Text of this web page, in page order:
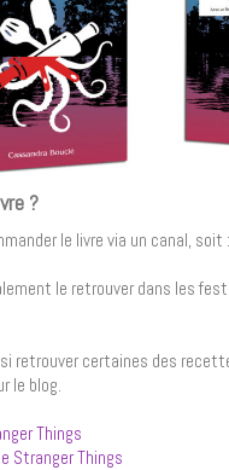
?
le livre via un canal, soit :
le retrouver dans les
retrouver certaines des
le blog.
Things
Stranger Things